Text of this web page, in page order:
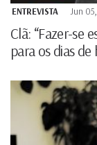
ENTREVISTA Jun
Clã: “Fazer-se
para os dias de